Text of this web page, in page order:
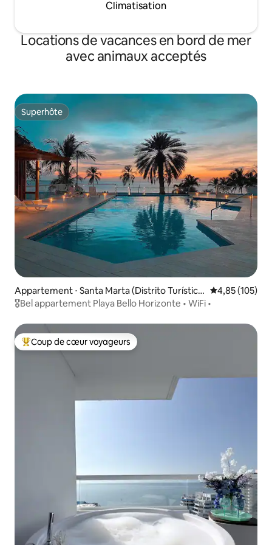
Climatisation
Locations de vacances en bord de mer
avec animaux acceptés
Superhôte
Superhôte
Appartement ⋅ Santa Marta (Distrito Turístico
Cultural E Histórico)
Évaluation
4,85 (105)
🎖Bel appartement Playa Bello Horizonte • WiFi •
Coups de cœur voyageurs les plus appréciés
Coup de cœur voyageurs